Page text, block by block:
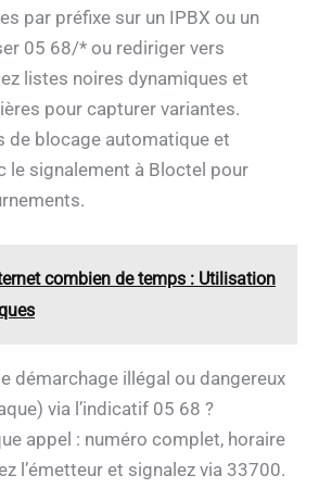
par préfixe sur un IPBX ou un
05 68/* ou rediriger vers
listes noires dynamiques et
pour capturer variantes.
de blocage automatique et
le signalement à Bloctel pour
combien de temps : Utilisation
démarchage illégal ou dangereux
via l’indicatif 05 68 ?
appel : numéro complet, horaire
l’émetteur et signalez via 33700.